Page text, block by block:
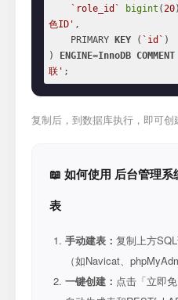
`role_id`
bigint (20
色ID' ,
    PRIMARY
KEY ( `id` )
)
ENGINE=InnoDB COMMENT
联' ;
复制后，到数据库执行，即可创
📖 如何使用 后台管理
表
手动建表： 复制上方
（如Navicat、
一键创建： 点击「立即